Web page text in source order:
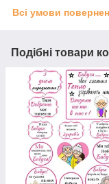
Всі умови
Подібні товари